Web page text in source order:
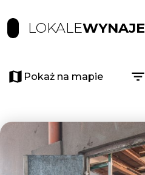
LOKALE
Pokaż na mapie